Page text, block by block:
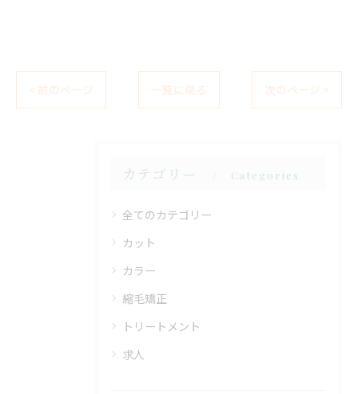
< 前のページ 一覧に戻る 次のページ >
カテゴリー Categories
全てのカテゴリー
カット
カラー
縮毛矯正
トリートメント
求人